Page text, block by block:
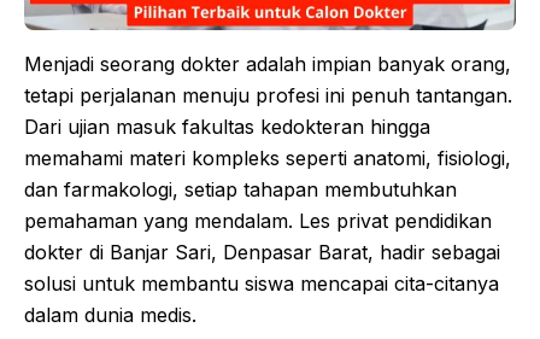
Menjadi seorang dokter adalah impian banyak orang,
tetapi perjalanan menuju profesi ini penuh tantangan.
Dari ujian masuk fakultas kedokteran hingga
memahami materi kompleks seperti anatomi, fisiologi,
dan farmakologi, setiap tahapan membutuhkan
pemahaman yang mendalam. Les privat pendidikan
dokter di Banjar Sari, Denpasar Barat, hadir sebagai
solusi untuk membantu siswa mencapai cita-citanya
dalam dunia medis.